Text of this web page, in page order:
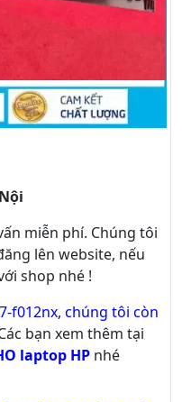
miễn phí. Chúng tôi
lên website, nếu
shop nhé !
f012nx, chúng tôi còn
bạn xem thêm tại
laptop HP nhé